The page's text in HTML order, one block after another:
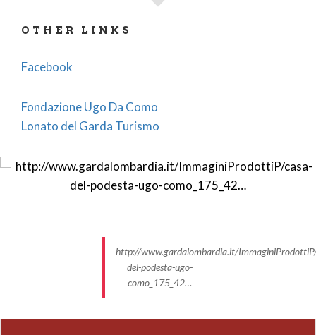
OTHER LINKS
Facebook
Fondazione Ugo Da Como
Lonato del Garda Turismo
http://www.gardalombardia.it/
del-podesta-ugo-
como_175_42…